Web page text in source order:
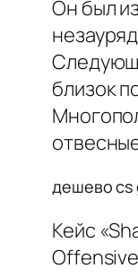
Он был
близок
дешево cs
Кейс